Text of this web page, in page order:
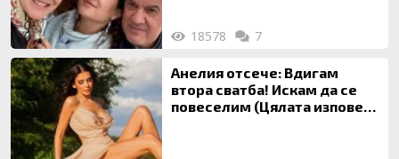
18578 7
Анелия отсече: Вдигам
втора сватба! Искам да се
повеселим (Цялата изповед